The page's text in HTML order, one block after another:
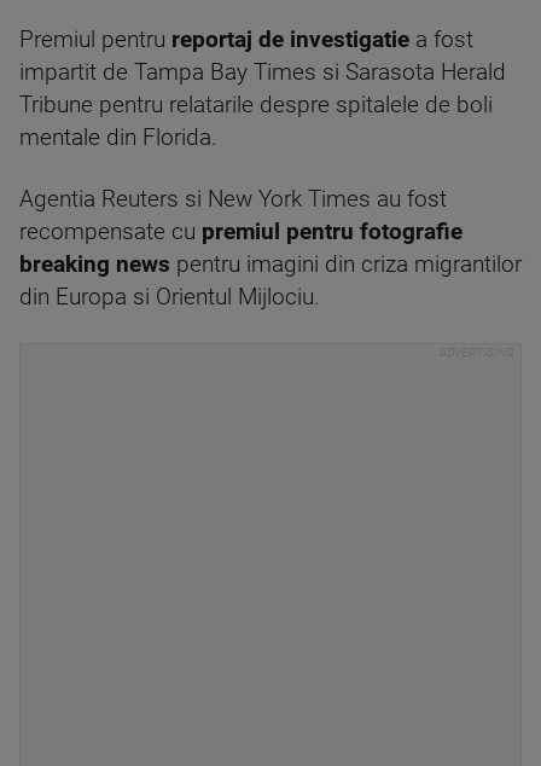
Premiul pentru reportaj de investigatie a fost
impartit de Tampa Bay Times si Sarasota Herald
Tribune pentru relatarile despre spitalele de boli
mentale din Florida.
Agentia Reuters si New York Times au fost
recompensate cu premiul pentru fotografie
breaking news pentru imagini din criza migrantilor
din Europa si Orientul Mijlociu.